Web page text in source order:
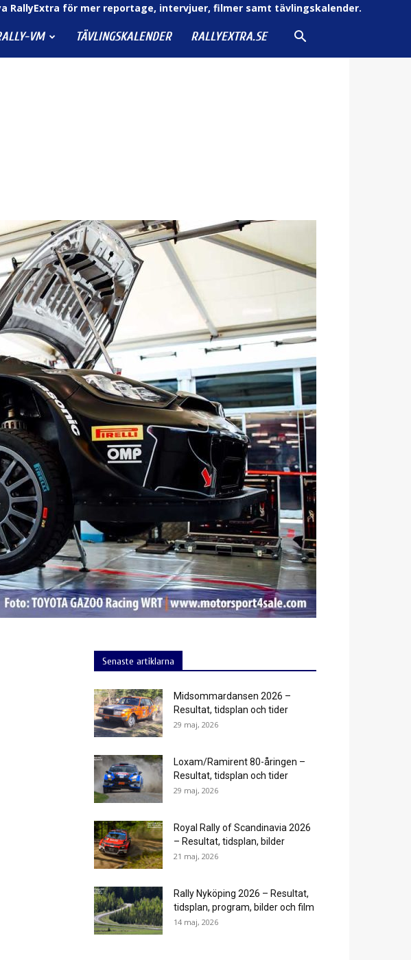
RallyExtra för mer reportage, intervjuer, filmer samt tävlingskalender.
VM TÄVLINGSKALENDER RALLYEXTRA.SE
Senaste artiklarna
Midsommardansen 2026 –
Resultat, tidsplan och tider
29 maj, 2026
Loxam/Ramirent 80-åringen –
Resultat, tidsplan och tider
29 maj, 2026
Royal Rally of Scandinavia 2026
– Resultat, tidsplan, bilder
21 maj, 2026
Rally Nyköping 2026 – Resultat,
tidsplan, program, bilder och film
14 maj, 2026